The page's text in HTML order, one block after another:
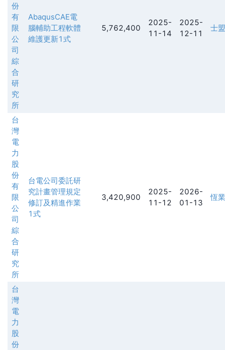
份
有
限
公
司
綜
合
研
究
所
AbaqusCAE電
腦輔助工程軟體
維護更新1式
5,762,400
2025-
11-14
2025-
12-11
士
台
灣
電
力
股
份
有
限
公
司
綜
合
研
究
所
台電公司委託研
究計畫管理規定
修訂及精進作業
1式
3,420,900
2025-
11-12
2026-
01-13
恆
台
灣
電
力
股
份